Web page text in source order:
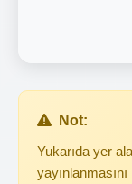
Not:
Yukarıda yer